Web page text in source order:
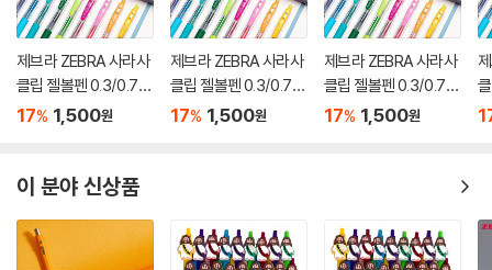
제브라 ZEBRA 사라사
클립 젤볼펜 0.3/0.7m
m
17% 1,500원
제브라 ZEBRA 사라사
클립 젤볼펜 0.3/0.7m
m
17% 1,500원
제브라 ZEBRA 사라사
클립 젤볼펜 0.3/0.7m
m
17% 1,500원
m
이 분야 신상품